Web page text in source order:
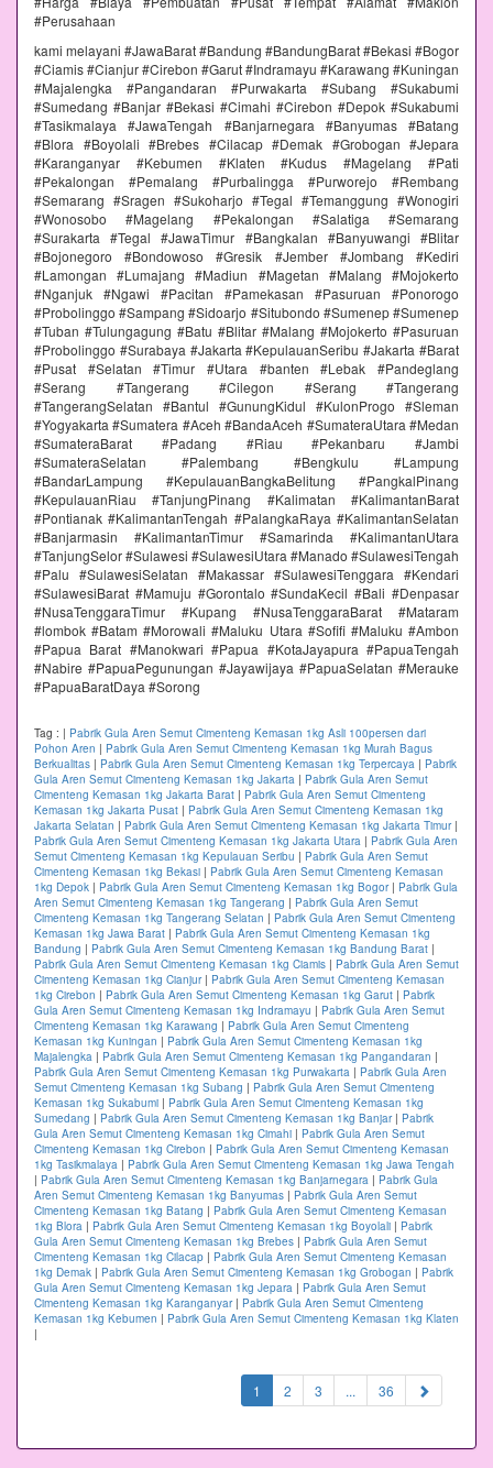
#Perusahaan
kami melayani #JawaBarat #Bandung #BandungBarat #Bekasi #Bogor
#Ciamis #Cianjur #Cirebon #Garut #Indramayu #Karawang #Kuningan
#Majalengka #Pangandaran #Purwakarta #Subang #Sukabumi
#Sumedang #Banjar #Bekasi #Cimahi #Cirebon #Depok #Sukabumi
#Tasikmalaya #JawaTengah #Banjarnegara #Banyumas #Batang
#Blora #Boyolali #Brebes #Cilacap #Demak #Grobogan #Jepara
#Karanganyar #Kebumen #Klaten #Kudus #Magelang #Pati
#Pekalongan #Pemalang #Purbalingga #Purworejo #Rembang
#Semarang #Sragen #Sukoharjo #Tegal #Temanggung #Wonogiri
#Wonosobo #Magelang #Pekalongan #Salatiga #Semarang
#Surakarta #Tegal #JawaTimur #Bangkalan #Banyuwangi #Blitar
#Bojonegoro #Bondowoso #Gresik #Jember #Jombang #Kediri
#Lamongan #Lumajang #Madiun #Magetan #Malang #Mojokerto
#Nganjuk #Ngawi #Pacitan #Pamekasan #Pasuruan #Ponorogo
#Probolinggo #Sampang #Sidoarjo #Situbondo #Sumenep #Sumenep
#Tuban #Tulungagung #Batu #Blitar #Malang #Mojokerto #Pasuruan
#Probolinggo #Surabaya #Jakarta #KepulauanSeribu #Jakarta #Barat
#Pusat #Selatan #Timur #Utara #banten #Lebak #Pandeglang
#Serang #Tangerang #Cilegon #Serang #Tangerang
#TangerangSelatan #Bantul #GunungKidul #KulonProgo #Sleman
#Yogyakarta #Sumatera #Aceh #BandaAceh #SumateraUtara #Medan
#SumateraBarat #Padang #Riau #Pekanbaru #Jambi
#SumateraSelatan #Palembang #Bengkulu #Lampung
#BandarLampung #KepulauanBangkaBelitung #PangkalPinang
#KepulauanRiau #TanjungPinang #Kalimatan #KalimantanBarat
#Pontianak #KalimantanTengah #PalangkaRaya #KalimantanSelatan
#Banjarmasin #KalimantanTimur #Samarinda #KalimantanUtara
#TanjungSelor #Sulawesi #SulawesiUtara #Manado #SulawesiTengah
#Palu #SulawesiSelatan #Makassar #SulawesiTenggara #Kendari
#SulawesiBarat #Mamuju #Gorontalo #SundaKecil #Bali #Denpasar
#NusaTenggaraTimur #Kupang #NusaTenggaraBarat #Mataram
#lombok #Batam #Morowali #Maluku Utara #Sofifi #Maluku #Ambon
#Papua Barat #Manokwari #Papua #KotaJayapura #PapuaTengah
#Nabire #PapuaPegunungan #Jayawijaya #PapuaSelatan #Merauke
#PapuaBaratDaya #Sorong
Tag : | Pabrik Gula Aren Semut Cimenteng Kemasan 1kg Asli 100persen dari
Pohon Aren | Pabrik Gula Aren Semut Cimenteng Kemasan 1kg Murah Bagus
Berkualitas | Pabrik Gula Aren Semut Cimenteng Kemasan 1kg Terpercaya | Pabrik
Gula Aren Semut Cimenteng Kemasan 1kg Jakarta | Pabrik Gula Aren Semut
Cimenteng Kemasan 1kg Jakarta Barat | Pabrik Gula Aren Semut Cimenteng
Kemasan 1kg Jakarta Pusat | Pabrik Gula Aren Semut Cimenteng Kemasan 1kg
Jakarta Selatan | Pabrik Gula Aren Semut Cimenteng Kemasan 1kg Jakarta Timur|
Pabrik Gula Aren Semut Cimenteng Kemasan 1kg Jakarta Utara | Pabrik Gula Aren
Semut Cimenteng Kemasan 1kg Kepulauan Seribu | Pabrik Gula Aren Semut
Cimenteng Kemasan 1kg Bekasi | Pabrik Gula Aren Semut Cimenteng Kemasan
1kg Depok | Pabrik Gula Aren Semut Cimenteng Kemasan 1kg Bogor| Pabrik Gula
Aren Semut Cimenteng Kemasan 1kg Tangerang | Pabrik Gula Aren Semut
Cimenteng Kemasan 1kg Tangerang Selatan | Pabrik Gula Aren Semut Cimenteng
Kemasan 1kg Jawa Barat | Pabrik Gula Aren Semut Cimenteng Kemasan 1kg
Bandung | Pabrik Gula Aren Semut Cimenteng Kemasan 1kg Bandung Barat |
Pabrik Gula Aren Semut Cimenteng Kemasan 1kg Ciamis | Pabrik Gula Aren Semut
Cimenteng Kemasan 1kg Cianjur| Pabrik Gula Aren Semut Cimenteng Kemasan
1kg Cirebon | Pabrik Gula Aren Semut Cimenteng Kemasan 1kg Garut | Pabrik
Gula Aren Semut Cimenteng Kemasan 1kg Indramayu | Pabrik Gula Aren Semut
Cimenteng Kemasan 1kg Karawang | Pabrik Gula Aren Semut Cimenteng
Kemasan 1kg Kuningan | Pabrik Gula Aren Semut Cimenteng Kemasan 1kg
Majalengka | Pabrik Gula Aren Semut Cimenteng Kemasan 1kg Pangandaran |
Pabrik Gula Aren Semut Cimenteng Kemasan 1kg Purwakarta | Pabrik Gula Aren
Semut Cimenteng Kemasan 1kg Subang | Pabrik Gula Aren Semut Cimenteng
Kemasan 1kg Sukabumi | Pabrik Gula Aren Semut Cimenteng Kemasan 1kg
Sumedang | Pabrik Gula Aren Semut Cimenteng Kemasan 1kg Banjar| Pabrik
Gula Aren Semut Cimenteng Kemasan 1kg Cimahi | Pabrik Gula Aren Semut
Cimenteng Kemasan 1kg Cirebon | Pabrik Gula Aren Semut Cimenteng Kemasan
1kg Tasikmalaya | Pabrik Gula Aren Semut Cimenteng Kemasan 1kg Jawa Tengah
| Pabrik Gula Aren Semut Cimenteng Kemasan 1kg Banjarnegara | Pabrik Gula
Aren Semut Cimenteng Kemasan 1kg Banyumas | Pabrik Gula Aren Semut
Cimenteng Kemasan 1kg Batang | Pabrik Gula Aren Semut Cimenteng Kemasan
1kg Blora | Pabrik Gula Aren Semut Cimenteng Kemasan 1kg Boyolali | Pabrik
Gula Aren Semut Cimenteng Kemasan 1kg Brebes | Pabrik Gula Aren Semut
Cimenteng Kemasan 1kg Cilacap | Pabrik Gula Aren Semut Cimenteng Kemasan
1kg Demak | Pabrik Gula Aren Semut Cimenteng Kemasan 1kg Grobogan | Pabrik
Gula Aren Semut Cimenteng Kemasan 1kg Jepara | Pabrik Gula Aren Semut
Cimenteng Kemasan 1kg Karanganyar| Pabrik Gula Aren Semut Cimenteng
Kemasan 1kg Kebumen | Pabrik Gula Aren Semut Cimenteng Kemasan 1kg Klaten
|
1 (current)
2 3 ... 36